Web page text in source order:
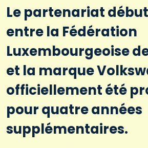
Le partenariat
entre la Fédération
Luxembourgeoise
et la marque
officiellement été
pour quatre années
supplémentaires.